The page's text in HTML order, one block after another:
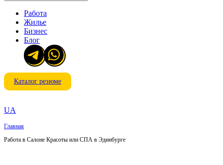
Работа
Жилье
Бизнес
Блог
Каталог резюме
UA
Главная
Работа в Салоне Красоты или СПА в Эдинбурге